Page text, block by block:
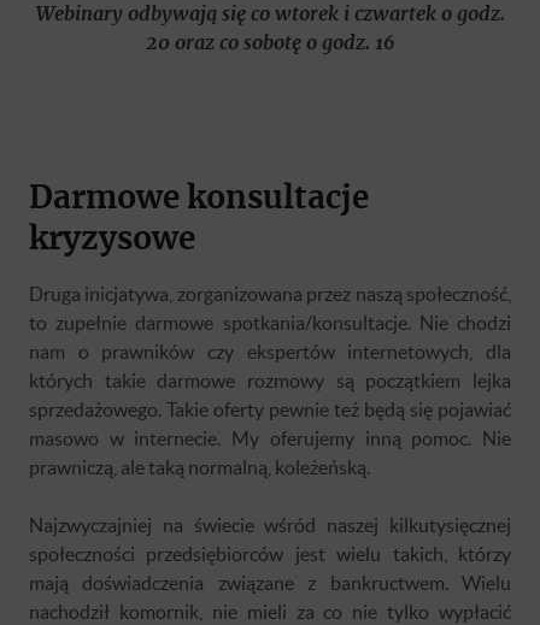
Webinary odbywają się co wtorek i czwartek o godz.
20 oraz co sobotę o godz. 16
Darmowe konsultacje
kryzysowe
Druga inicjatywa, zorganizowana przez naszą społeczność,
to zupełnie darmowe spotkania/konsultacje. Nie chodzi
nam o prawników czy ekspertów internetowych, dla
których takie darmowe rozmowy są początkiem lejka
sprzedażowego. Takie oferty pewnie też będą się pojawiać
masowo w internecie. My oferujemy inną pomoc. Nie
prawniczą, ale taką normalną, koleżeńską.
Najzwyczajniej na świecie wśród naszej kilkutysięcznej
społeczności przedsiębiorców jest wielu takich, którzy
mają doświadczenia związane z bankructwem. Wielu
nachodził komornik, nie mieli za co nie tylko wypłacić